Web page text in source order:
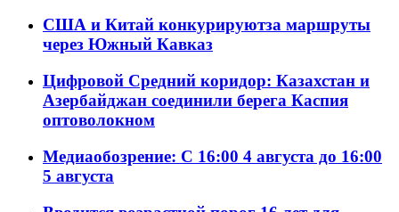
США и Китай конкурируютза маршруты
через Южный Кавказ
Цифровой Средний коридор: Казахстан и
Азербайджан соединили берега Каспия
оптоволокном
Медиаобозрение: С 16:00 4 августа до 16:00
5 августа